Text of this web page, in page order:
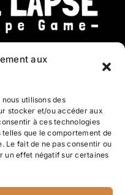
aux
utilisons des
stocker et/ou accéder aux
à ces technologies
que le comportement de
Le fait de ne pas consentir ou
un effet négatif sur certaines